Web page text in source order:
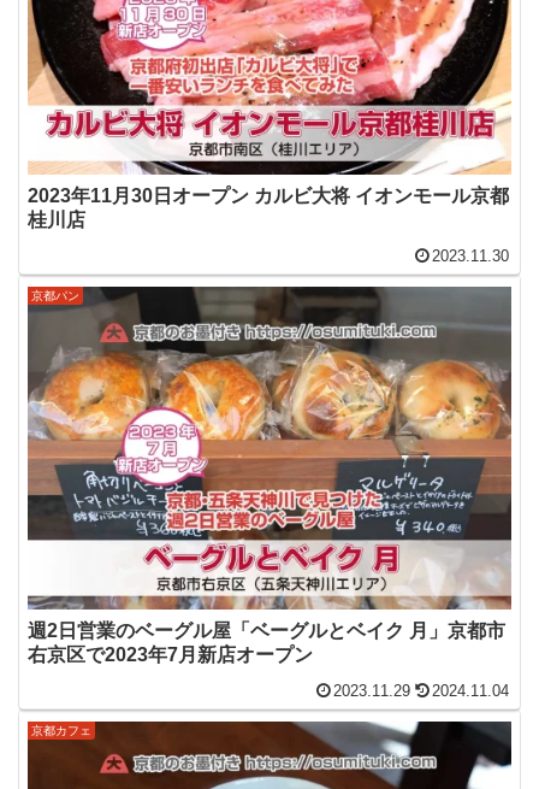
2023年11月30日オープン カルビ大将 イオンモール京都
桂川店
2023.11.30
京都パン
週2日営業のベーグル屋「ベーグルとベイク 月」京都市
右京区で2023年7月新店オープン
2023.11.29 2024.11.04
京都カフェ